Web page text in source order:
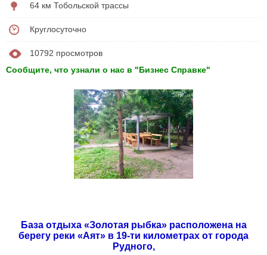
64 км Тобольской трассы
Круглосуточно
10792 просмотров
Сообщите, что узнали о нас в "Бизнес Справке"
База отдыха «Золотая рыбка» расположена на
берегу реки «Аят» в 19-ти километрах от города
Рудного,